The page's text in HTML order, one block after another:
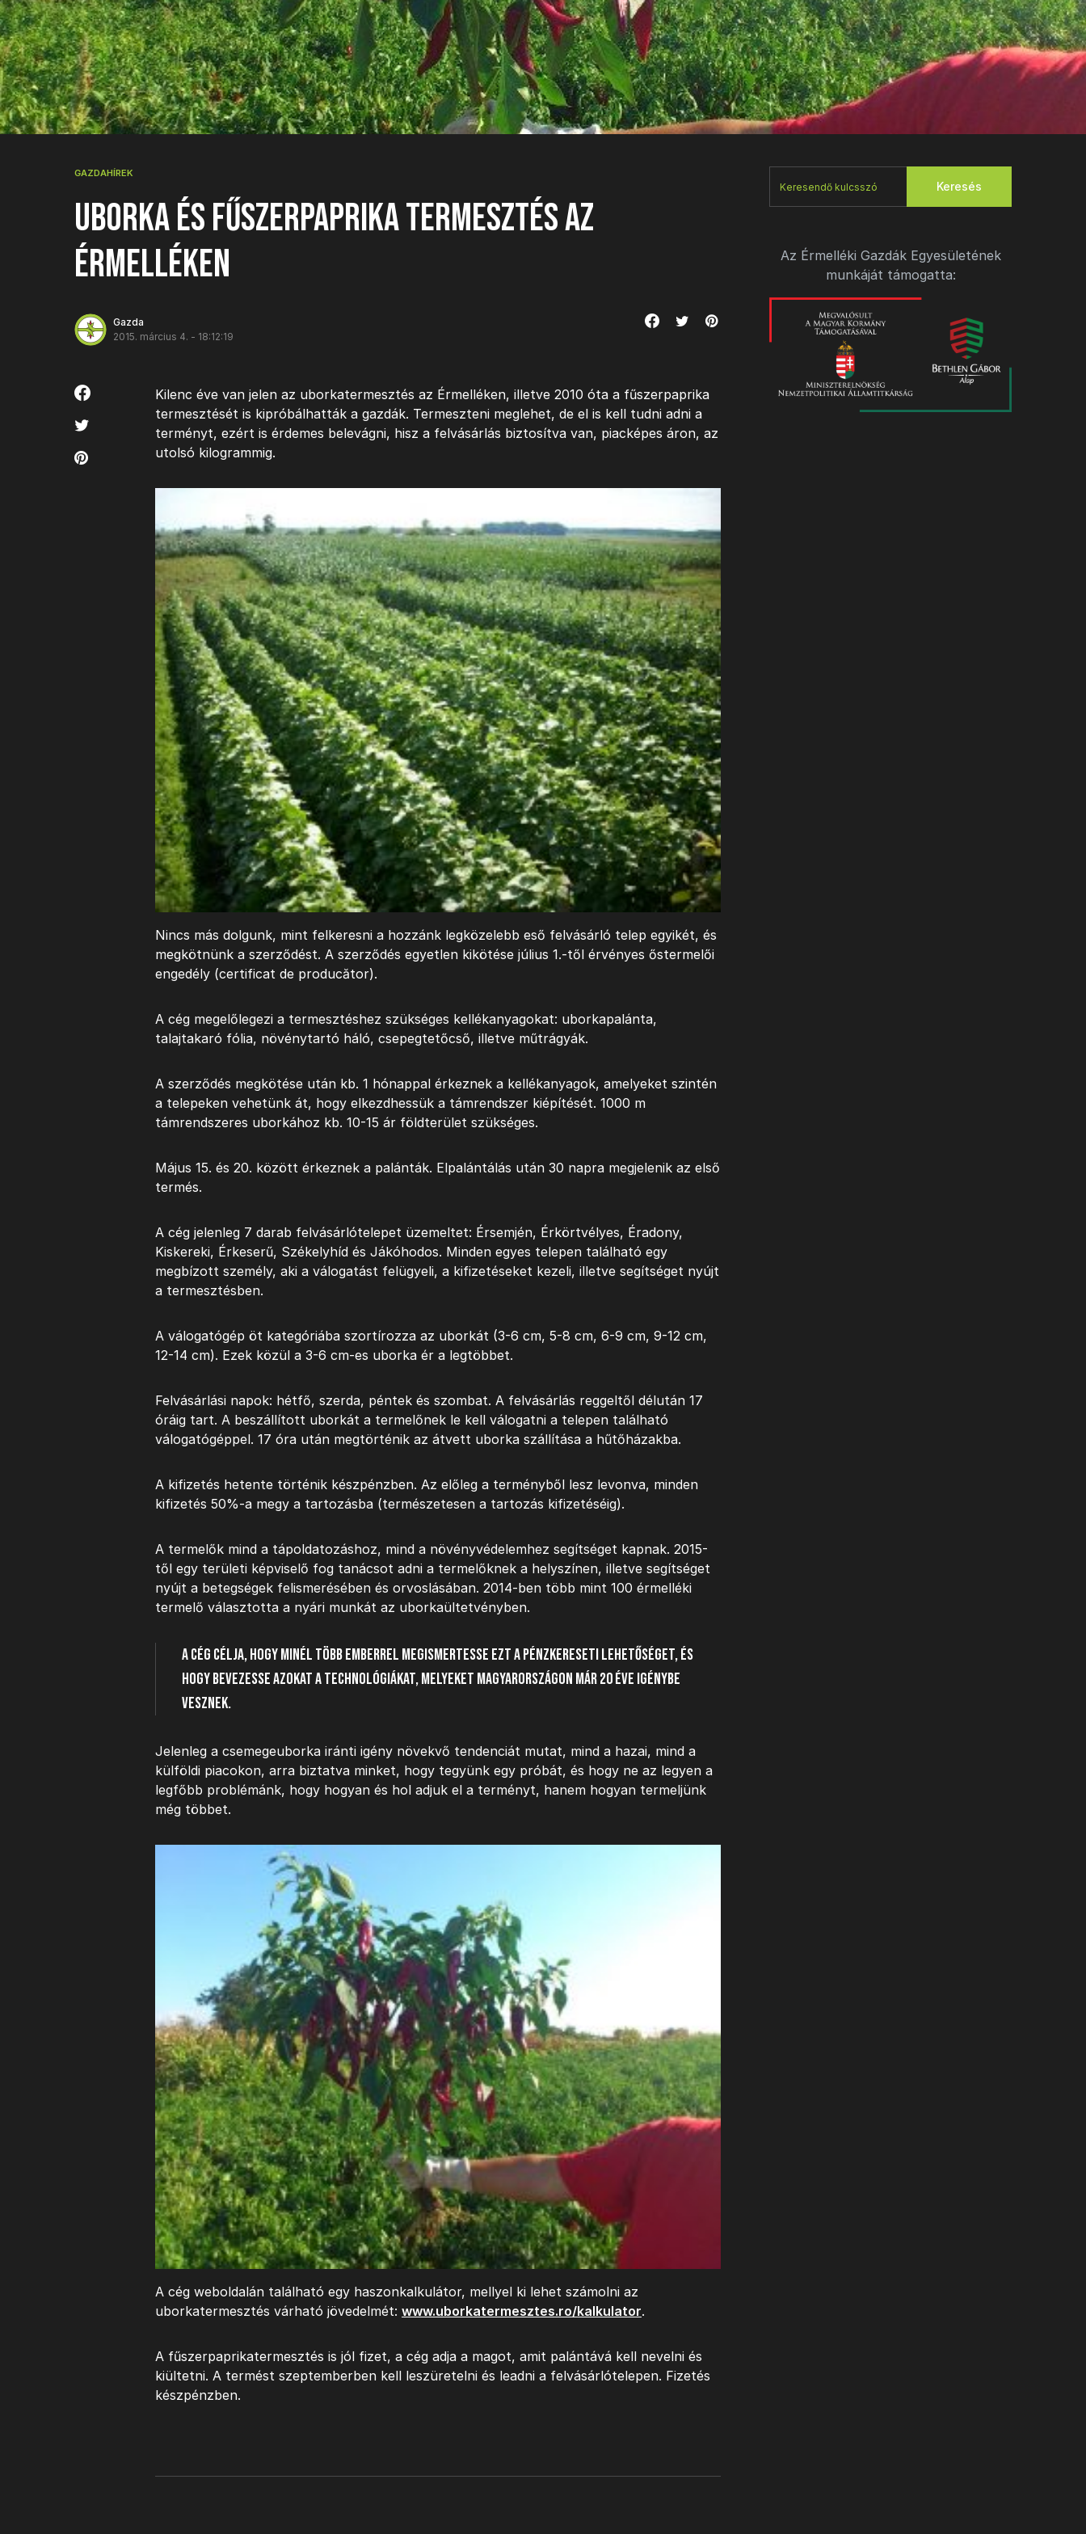
GAZDAHÍREK
Uborka és fűszerpaprika termesztés az
Érmelléken
Gazda
2015. március 4. - 18:12:19
Kilenc éve van jelen az uborkatermesztés az Érmelléken, illetve 2010 óta a fűszerpaprika
termesztését is kipróbálhatták a gazdák. Termeszteni meglehet, de el is kell tudni adni a
terményt, ezért is érdemes belevágni, hisz a felvásárlás biztosítva van, piacképes áron, az
utolsó kilogrammig.
Nincs más dolgunk, mint felkeresni a hozzánk legközelebb eső felvásárló telep egyikét, és
megkötnünk a szerződést. A szerződés egyetlen kikötése július 1.-től érvényes őstermelői
engedély (certificat de producător).
A cég megelőlegezi a termesztéshez szükséges kellékanyagokat: uborkapalánta,
talajtakaró fólia, növénytartó háló, csepegtetőcső, illetve műtrágyák.
A szerződés megkötése után kb. 1 hónappal érkeznek a kellékanyagok, amelyeket szintén
a telepeken vehetünk át, hogy elkezdhessük a támrendszer kiépítését. 1000 m
támrendszeres uborkához kb. 10-15 ár földterület szükséges.
Május 15. és 20. között érkeznek a palánták. Elpalántálás után 30 napra megjelenik az első
termés.
A cég jelenleg 7 darab felvásárlótelepet üzemeltet: Érsemjén, Érkörtvélyes, Éradony,
Kiskereki, Érkeserű, Székelyhíd és Jákóhodos. Minden egyes telepen található egy
megbízott személy, aki a válogatást felügyeli, a kifizetéseket kezeli, illetve segítséget nyújt
a termesztésben.
A válogatógép öt kategóriába szortírozza az uborkát (3-6 cm, 5-8 cm, 6-9 cm, 9-12 cm,
12-14 cm). Ezek közül a 3-6 cm-es uborka ér a legtöbbet.
Felvásárlási napok: hétfő, szerda, péntek és szombat. A felvásárlás reggeltől délután 17
óráig tart. A beszállított uborkát a termelőnek le kell válogatni a telepen található
válogatógéppel. 17 óra után megtörténik az átvett uborka szállítása a hűtőházakba.
A kifizetés hetente történik készpénzben. Az előleg a terményből lesz levonva, minden
kifizetés 50%-a megy a tartozásba (természetesen a tartozás kifizetéséig).
A termelők mind a tápoldatozáshoz, mind a növényvédelemhez segítséget kapnak. 2015-
től egy területi képviselő fog tanácsot adni a termelőknek a helyszínen, illetve segítséget
nyújt a betegségek felismerésében és orvoslásában. 2014-ben több mint 100 érmelléki
termelő választotta a nyári munkát az uborkaültetvényben.
A cég célja, hogy minél több emberrel megismertesse ezt a pénzkereseti lehetőséget, és
hogy bevezesse azokat a technológiákat, melyeket Magyarországon már 20 éve igénybe
vesznek.
Jelenleg a csemegeuborka iránti igény növekvő tendenciát mutat, mind a hazai, mind a
külföldi piacokon, arra biztatva minket, hogy tegyünk egy próbát, és hogy ne az legyen a
legfőbb problémánk, hogy hogyan és hol adjuk el a terményt, hanem hogyan termeljünk
még többet.
A cég weboldalán található egy haszonkalkulátor, mellyel ki lehet számolni az
uborkatermesztés várható jövedelmét: www.uborkatermesztes.ro/kalkulator.
A fűszerpaprikatermesztés is jól fizet, a cég adja a magot, amit palántává kell nevelni és
kiültetni. A termést szeptemberben kell leszüretelni és leadni a felvásárlótelepen. Fizetés
készpénzben.
Keresés
Az Érmelléki Gazdák Egyesületének
munkáját támogatta: